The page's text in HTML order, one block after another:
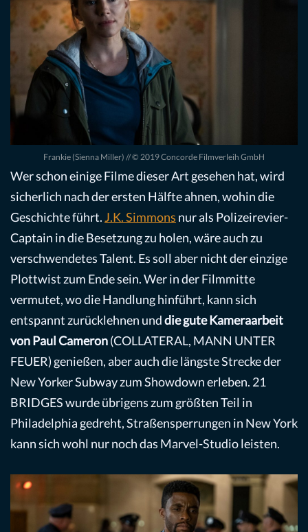
Frankie (Sienna Miller) // © 2019 Concorde Filmverleih GmbH
Wer schon einige Filme dieser Art gesehen hat, wird
sicherlich nach der ersten Hälfte ahnen, wohin die
Geschichte führt.J.K. Simmons nur als Polizeirevier-
Captain in die Besetzung zu holen, wäre auch zu
verschwendetes Talent. Es soll aber nicht der einzige
Plottwist zum Ende sein. Wer in der Filmmitte
vermutet, wo die Handlung hinführt, kann sich
entspannt zurücklehnen unddie gute Kameraarbeit
von Paul Cameron(COLLATERAL, MANN UNTER
FEUER) genießen, aber auch die längste Strecke der
New Yorker Subway zum Showdown erleben. 21
BRIDGES wurde übrigens zum größten Teil in
Philadelphia gedreht, Straßensperrungen in New York
kann sich wohl nur noch das Marvel-Studio leisten.